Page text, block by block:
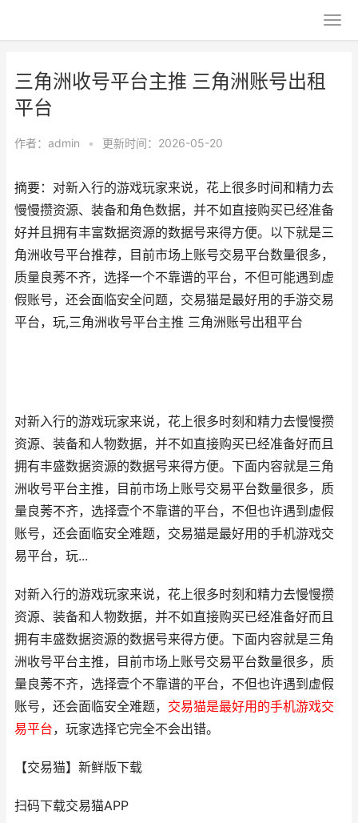
三角洲收号平台主推 三角洲账号出租
平台
作者： admin • 更新时间：2026-05-20
摘要：对新入行的游戏玩家来说，花上很多时间和精力去
慢慢攒资源、装备和角色数据，并不如直接购买已经准备
好并且拥有丰富数据资源的数据号来得方便。以下就是三
角洲收号平台推荐，目前市场上账号交易平台数量很多，
质量良莠不齐，选择一个不靠谱的平台，不但可能遇到虚
假账号，还会面临安全问题，交易猫是最好用的手游交易
平台，玩,三角洲收号平台主推 三角洲账号出租平台
对新入行的游戏玩家来说，花上很多时刻和精力去慢慢攒
资源、装备和人物数据，并不如直接购买已经准备好而且
拥有丰盛数据资源的数据号来得方便。下面内容就是三角
洲收号平台主推，目前市场上账号交易平台数量很多，质
量良莠不齐，选择壹个不靠谱的平台，不但也许遇到虚假
账号，还会面临安全难题，交易猫是最好用的手机游戏交
易平台，玩...
对新入行的游戏玩家来说，花上很多时刻和精力去慢慢攒
资源、装备和人物数据，并不如直接购买已经准备好而且
拥有丰盛数据资源的数据号来得方便。下面内容就是三角
洲收号平台主推，目前市场上账号交易平台数量很多，质
量良莠不齐，选择壹个不靠谱的平台，不但也许遇到虚假
账号，还会面临安全难题， 交易猫是最好用的手机游戏交
易平台，玩家选择它完全不会出错。
【交易猫】新鲜版下载
扫码下载交易猫APP